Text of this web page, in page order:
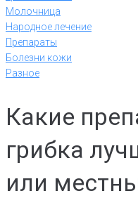
Молочница
Народное лечение
Препараты
Болезни кожи
Разное
Какие
грибка
или